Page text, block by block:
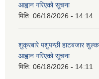
आह्वान गरिएको सूचना
मिति: 06/18/2026 - 14:14
शुक्रबारे पशुपन्छी हाटबजार
आह्वान गरिएको सूचना
मिति: 06/18/2026 - 14:11